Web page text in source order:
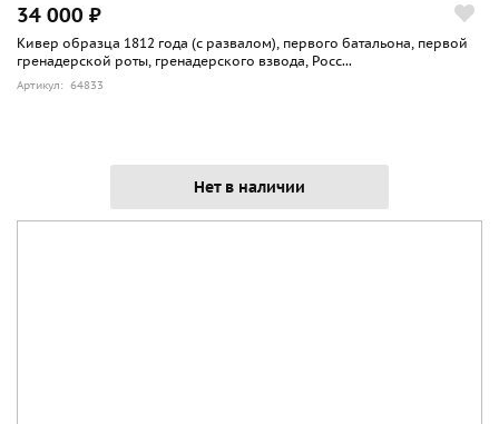
34 000 ₽
Кивер образца 1812 года (с развалом), первого батальона, первой
гренадерской роты, гренадерского взвода, Росс...
Артикул: 64833
Нет в наличии